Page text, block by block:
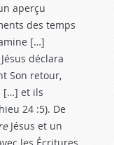
aperçu
des temps
[…]
déclara
Son retour,
[…] et ils
24 :5). De
Jésus et un